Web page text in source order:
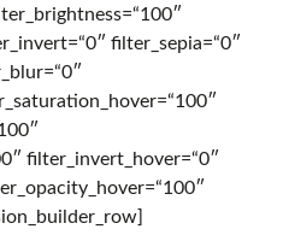
filter_sepia=“0″
filter_invert_hover=“0″